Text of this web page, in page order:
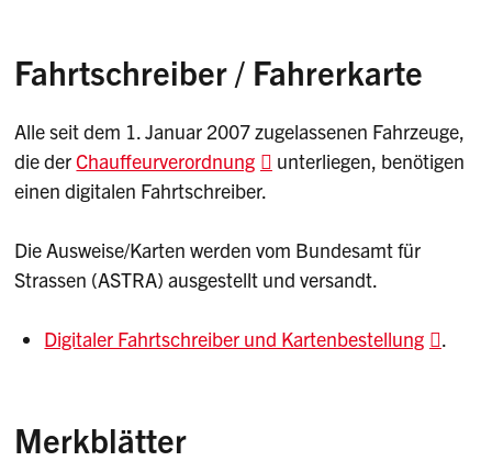
Fahrtschreiber / Fahrerkarte
Alle seit dem 1. Januar 2007 zugelassenen Fahrzeuge,
die derChauffeurverordnung
unterliegen, benötigen
einen digitalen Fahrtschreiber.
Die Ausweise/Karten werden vom Bundesamt für
Strassen (ASTRA) ausgestellt und versandt.
Digitaler Fahrtschreiber und Kartenbestellung .
Merkblätter